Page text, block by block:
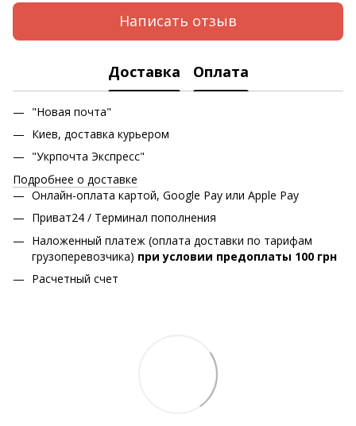
Написать отзыв
Доставка Оплата
"Новая почта"
Киев, доставка курьером
"Укрпочта Экспресс"
Подробнее о доставке
Онлайн-оплата картой, Google Pay или Apple Pay
Приват24 / Терминал пополнения
Наложенный платеж (оплата доставки по тарифам
грузоперевозчика) при условии предоплаты 100 грн
Расчетный счет